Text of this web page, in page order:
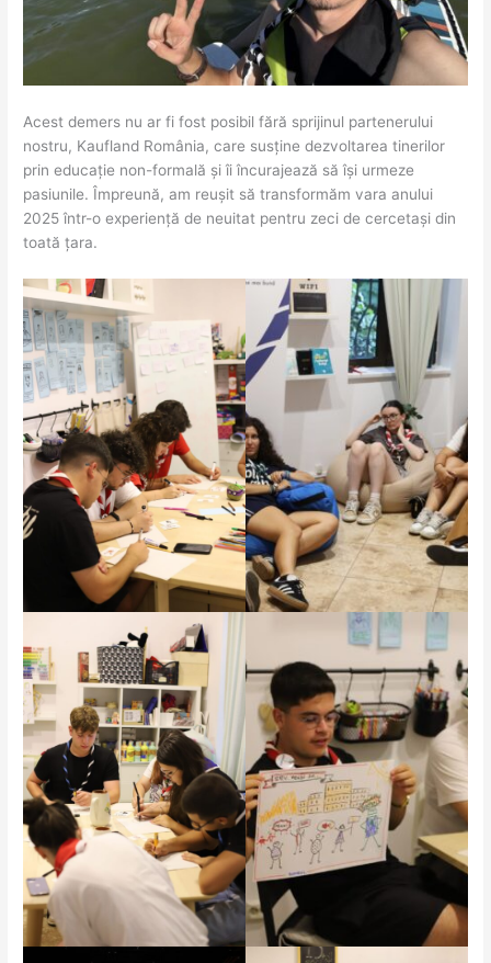
Acest demers nu ar fi fost posibil fără sprijinul partenerului
nostru, Kaufland România, care susține dezvoltarea tinerilor
prin educație non-formală și îi încurajează să își urmeze
pasiunile. Împreună, am reușit să transformăm vara anului
2025 într-o experiență de neuitat pentru zeci de cercetași din
toată țara.